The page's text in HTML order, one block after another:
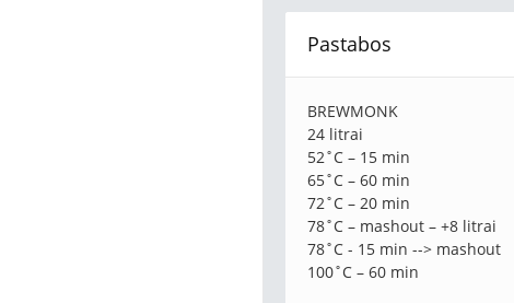
Pastabos
BREWMONK
24 litrai
52˚C – 15 min
65˚C – 60 min
72˚C – 20 min
78˚C – mashout – +8 litrai
78˚C - 15 min --> mashout
100˚C – 60 min